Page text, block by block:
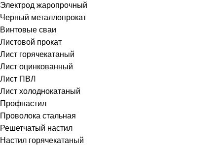
Электрод жаропрочный
Черный металлопрокат
Винтовые сваи
Листовой прокат
Лист горячекатаный
Лист оцинкованный
Лист ПВЛ
Лист холоднокатаный
Профнастил
Проволока стальная
Решетчатый настил
Настил горячекатаный